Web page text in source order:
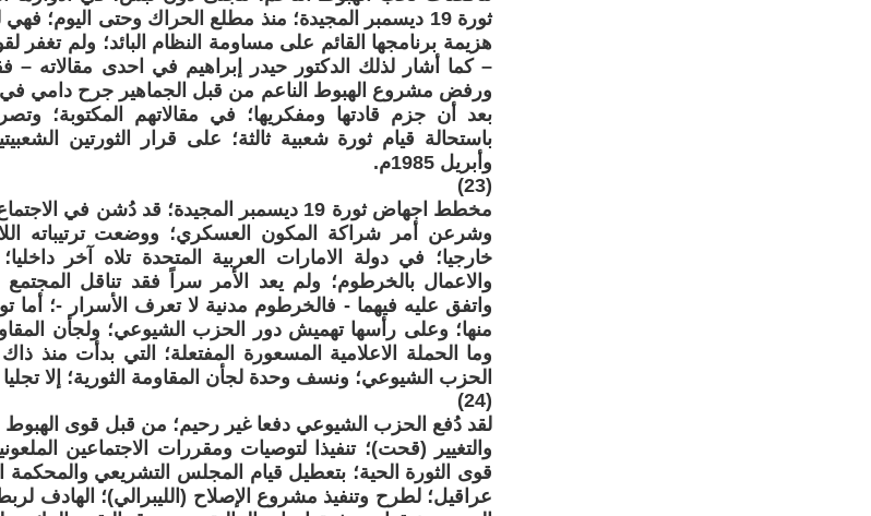
ثورة 19 ديسمبر المجيدة؛ منذ مطلع الحراك وحتى
هزيمة برنامجها القائم على مساومة النظام البائد؛ ولم تغفر
– كما أشار لذلك الدكتور حيدر إبراهيم في احدى
ورفض مشروع الهبوط الناعم من قبل الجماهير جرح دامي
بعد أن جزم قادتها ومفكريها؛ في مقالاتهم المكتوبة؛
وأبريل 1985م.
(23)
مخطط اجهاض ثورة 19 ديسمبر المجيدة؛ قد دُشن
وشرعن أمر شراكة المكون العسكري؛ ووضعت ترتيباته
خارجيا؛ في دولة الامارات العربية المتحدة تلاه آخر
والاعمال بالخرطوم؛ ولم يعد الأمر سراً فقد تناقل
واتفق عليه فيهما - فالخرطوم مدنية لا تعرف الأسرار -؛ أما
منها؛ وعلى رأسها تهميش دور الحزب الشيوعي؛ ولجأن
وما الحملة الاعلامية المسعورة المفتعلة؛ التي بدأت منذ
الحزب الشيوعي؛ ونسف وحدة لجأن المقاومة الثورية؛ إلا
(24)
لقد دُفع الحزب الشيوعي دفعا غير رحيم؛ من قبل قوى الهبوط
والتغيير (قحت)؛ تنفيذا لتوصيات ومقررات الاجتماعين
قوى الثورة الحية؛ بتعطيل قيام المجلس التشريعي والمحكمة
عراقيل؛ لطرح وتنفيذ مشروع الإصلاح (الليبرالي)؛ الهادف لربط